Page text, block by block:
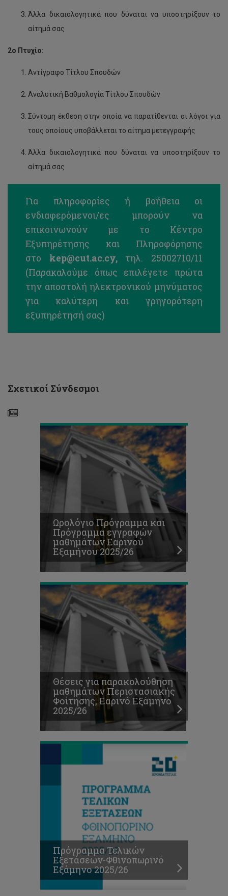
Άλλα δικαιολογητικά που δύναται να υποστηρίξουν το
αίτημά σας
2ο Πτυχίο:
Αντίγραφο Τίτλου Σπουδών
Αναλυτική Βαθμολογία Τίτλου Σπουδών
Σύντομη έκθεση στην οποία να παρατίθενται οι λόγοι για
τους οποίους υποβάλλεται το αίτημα μετεγγραφής
Άλλα δικαιολογητικά που δύναται να υποστηρίξουν το
αίτημά σας
Για πληροφορίες ή βοήθεια οι
ενδιαφερόμενοι/ες μπορούν να
επικοινωνούν με το Κέντρο
Εξυπηρέτησης και Πληροφόρησης
στο kep@cut.ac.cy,τηλ. 25002710/11
(Παρακαλούμε όπως επιλέγετε πρώτα
την αποστολή ηλεκτρονικού μηνύματος
για καλύτερη και γρηγορότερη
εξυπηρέτησή σας)
Σχετικοί Σύνδεσμοι
Πρόγραμμα
Εαρινού
Εξαμήνου
Ωρολόγιο Πρόγραμμα και
Πρόγραμμα εγγραφών
μαθημάτων Εαρινού
Εξαμήνου 2025/26
παρακολούθηση
μαθημάτων
Περιστασιακής
Φοίτησης,
Εαρινό
Εξάμηνο
2025/26
Θέσεις για παρακολούθηση
μαθημάτων Περιστασιακής
Φοίτησης, Εαρινό Εξάμηνο
2025/26
Πρόγραμμα
Τελικών
Εξετάσεων-
Φθινοπωρινό
Εξάμηνο
2025/26
Πρόγραμμα Τελικών
Εξετάσεων-Φθινοπωρινό
Εξάμηνο 2025/26